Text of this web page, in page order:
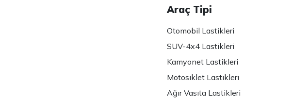
Araç Tipi
Otomobil Lastikleri
SUV-4x4 Lastikleri
Kamyonet Lastikleri
Motosiklet Lastikleri
Ağır Vasıta Lastikleri